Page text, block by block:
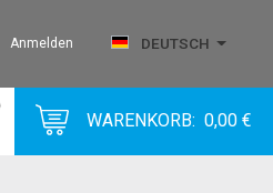
Anmelden DEUTSCH
WARENKORB: 0,00 €